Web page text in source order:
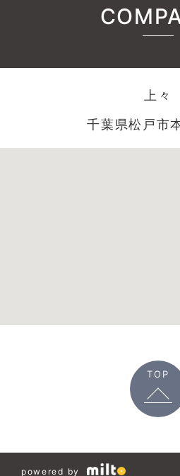
上々
千葉県松戸市
TOP
powered by